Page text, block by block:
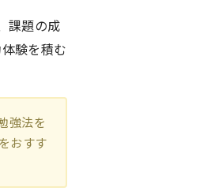
課題の成
験を積む
強法を
おすす